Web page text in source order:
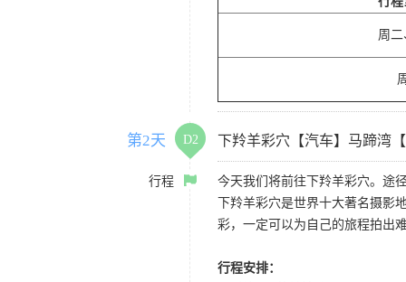
周
第2天 D2 下羚羊彩穴【汽车】马蹄湾
行程
今天我们将前往下羚羊彩穴。途
下羚羊彩穴是世界十大著名摄
彩，一定可以为自己的旅程拍出
行程安排：